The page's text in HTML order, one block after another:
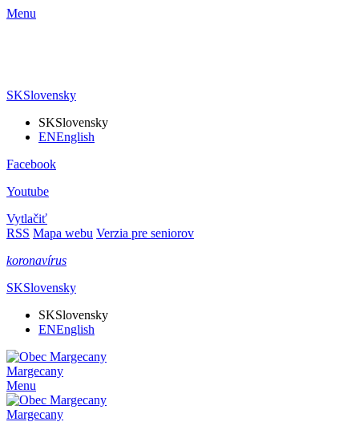
Menu
SKSlovensky
SKSlovensky
ENEnglish
Facebook
Youtube
Vytlačiť
RSS Mapa webu Verzia pre seniorov
koronavírus
SKSlovensky
SKSlovensky
ENEnglish
Margecany
Menu
Margecany